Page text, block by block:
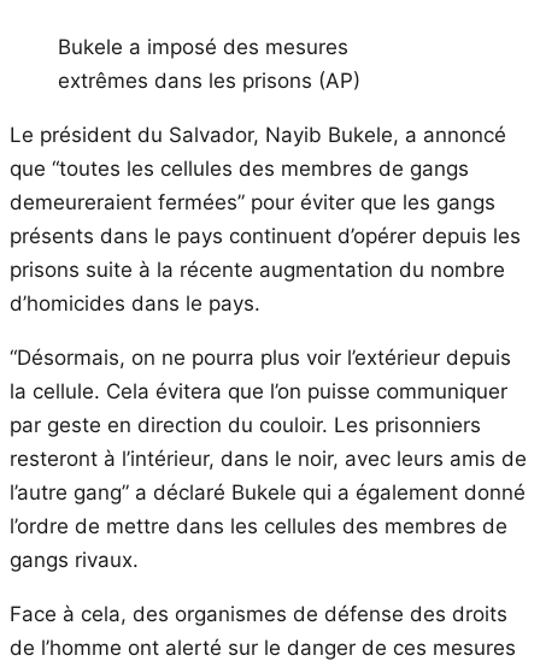
Bukele a imposé des mesures
extrêmes dans les prisons (AP)
Le président du Salvador, Nayib Bukele, a annoncé
que “toutes les cellules des membres de gangs
demeureraient fermées” pour éviter que les gangs
présents dans le pays continuent d’opérer depuis les
prisons suite à la récente augmentation du nombre
d’homicides dans le pays.
“Désormais, on ne pourra plus voir l’extérieur depuis
la cellule. Cela évitera que l’on puisse communiquer
par geste en direction du couloir. Les prisonniers
resteront à l’intérieur, dans le noir, avec leurs amis de
l’autre gang” a déclaré Bukele qui a également donné
l’ordre de mettre dans les cellules des membres de
gangs rivaux.
Face à cela, des organismes de défense des droits
de l’homme ont alerté sur le danger de ces mesures